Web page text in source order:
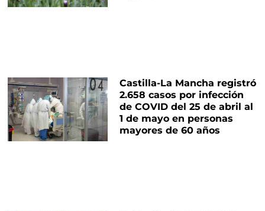
Castilla-La Mancha registró
2.658 casos por infección
de COVID del 25 de abril al
1 de mayo en personas
mayores de 60 años